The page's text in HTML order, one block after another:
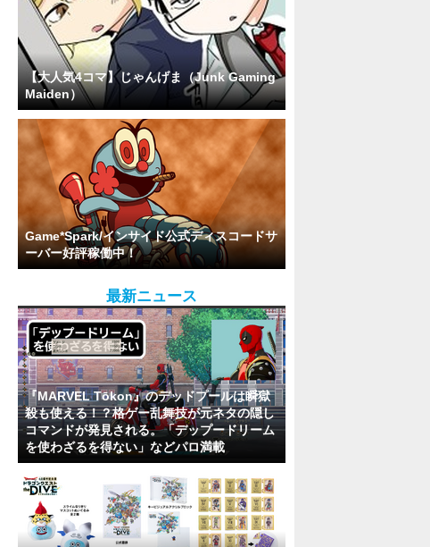
【大人気4コマ】じゃんげま（Junk Gaming
Maiden）
Game*Spark/インサイド公式ディスコードサ
ーバー好評稼働中！
最新ニュース
『MARVEL Tōkon』のデッドプールは瞬獄
殺も使える！？格ゲー乱舞技が元ネタの隠し
コマンドが発見される。「デップードリーム
を使わざるを得ない」などパロ満載